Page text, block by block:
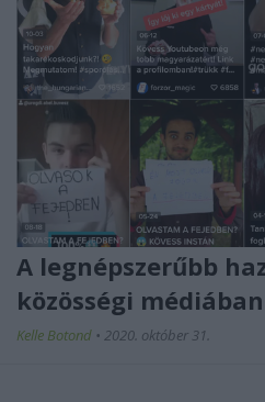
A legnépszerűbb
közösségi
Kelle Botond • 2020. október 31.